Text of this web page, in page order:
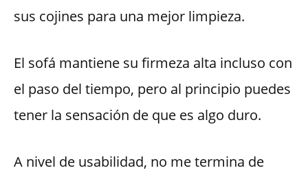
sus cojines para una mejor limpieza.
El sofá mantiene su firmeza alta incluso con
el paso del tiempo, pero al principio puedes
tener la sensación de que es algo duro.
A nivel de usabilidad, no me termina de